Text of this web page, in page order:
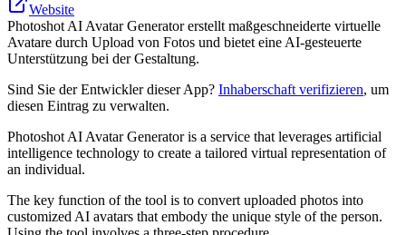
Website
Photoshot AI Avatar Generator erstellt maßgeschneiderte virtuelle
Avatare durch Upload von Fotos und bietet eine AI-gesteuerte
Unterstützung bei der Gestaltung.
Sind Sie der Entwickler dieser App? Inhaberschaft verifizieren, um
diesen Eintrag zu verwalten.
Photoshot AI Avatar Generator is a service that leverages artificial
intelligence technology to create a tailored virtual representation of
an individual.
The key function of the tool is to convert uploaded photos into
customized AI avatars that embody the unique style of the person.